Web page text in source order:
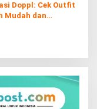
Doppl: Cek Outfit
Mudah dan